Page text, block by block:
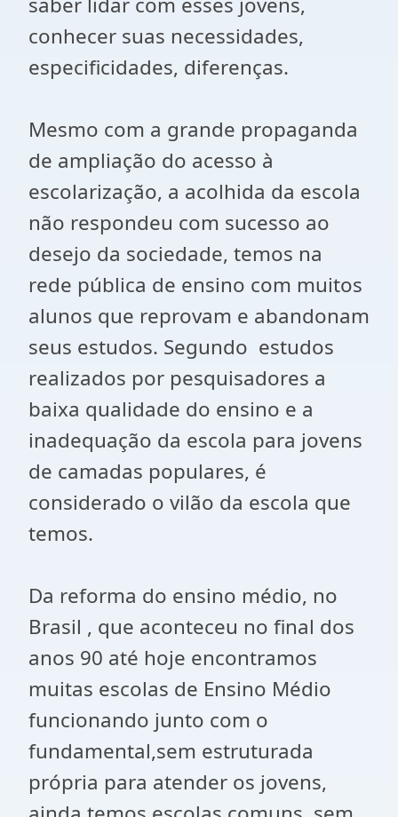
conhecer suas necessidades,
especificidades, diferenças.
Mesmo com a grande propaganda
de ampliação do acesso à
escolarização, a acolhida da escola
não respondeu com sucesso ao
desejo da sociedade, temos na
rede pública de ensino com muitos
alunos que reprovam e abandonam
seus estudos. Segundo estudos
realizados por pesquisadores a
baixa qualidade do ensino e a
inadequação da escola para jovens
de camadas populares, é
considerado o vilão da escola que
temos.
Da reforma do ensino médio, no
Brasil , que aconteceu no final dos
anos 90 até hoje encontramos
muitas escolas de Ensino Médio
funcionando junto com o
fundamental,sem estruturada
própria para atender os jovens,